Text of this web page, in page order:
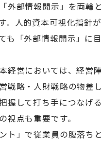
外部情報開示」を両輪
。人的資本可視化指針
も「外部情報開示」に
経営においては、経営
戦略・人財戦略の物差
握して打ち手につなげ
視点も重要です。
ト」で従業員の腹落ち